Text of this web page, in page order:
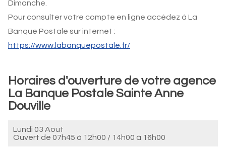
Dimanche.
Pour consulter votre compte en ligne accédez à La
Banque Postale sur internet :
https://www.labanquepostale.fr/
Horaires d'ouverture de votre agence
La Banque Postale Sainte Anne
Douville
Lundi 03 Aout
Ouvert de 07h45 à 12h00 / 14h00 à 16h00